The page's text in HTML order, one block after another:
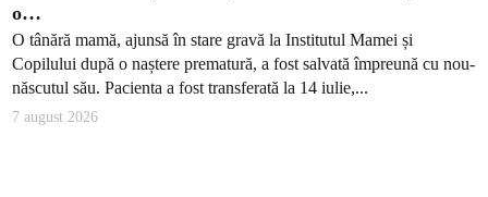
o…
O tânără mamă, ajunsă în stare gravă la Institutul Mamei și
Copilului după o naștere prematură, a fost salvată împreună cu nou-
născutul său. Pacienta a fost transferată la 14 iulie,...
7 august 2026